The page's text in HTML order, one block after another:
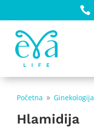

Početna 9 Ginekologija
Hlamidija